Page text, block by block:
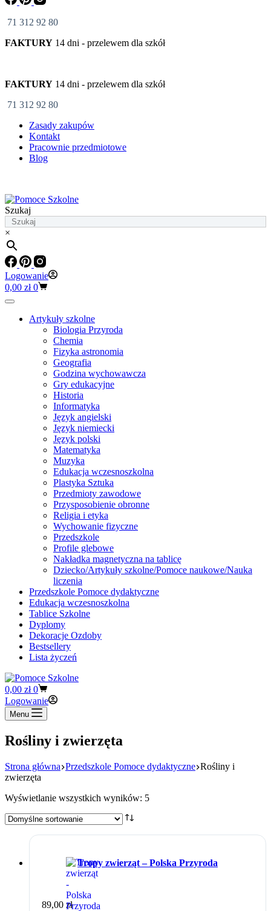
71 312 92 80
FAKTURY 14 dni - przelewem dla szkół
FAKTURY 14 dni - przelewem dla szkół
71 312 92 80
Zasady zakupów
Kontakt
Pracownie przedmiotowe
Blog
Szukaj
×
Logowanie
Koszyk
0,00 zł 0
Artykuły szkolne
Biologia Przyroda
Chemia
Fizyka astronomia
Geografia
Godzina wychowawcza
Gry edukacyjne
Historia
Informatyka
Język angielski
Język niemiecki
Język polski
Matematyka
Muzyka
Edukacja wczesnoszkolna
Plastyka Sztuka
Przedmioty zawodowe
Przysposobienie obronne
Religia i etyka
Wychowanie fizyczne
Przedszkole
Profile glebowe
Nakładka magnetyczna na tablicę
Dziecko/Artykuły szkolne/Pomoce naukowe/Nauka
liczenia
Przedszkole Pomoce dydaktyczne
Edukacja wczesnoszkolna
Tablice Szkolne
Dyplomy
Dekoracje Ozdoby
Bestsellery
Lista życzeń
Koszyk
0,00 zł 0
Logowanie
Menu
Rośliny i zwierzęta
Strona główna Przedszkole Pomoce dydaktyczne Rośliny i
zwierzęta
Wyświetlanie wszystkich wyników: 5
Tropy zwierząt – Polska Przyroda
89,00 zł